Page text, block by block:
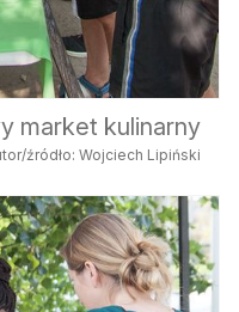
market kulinarny
źródło: Wojciech Lipiński